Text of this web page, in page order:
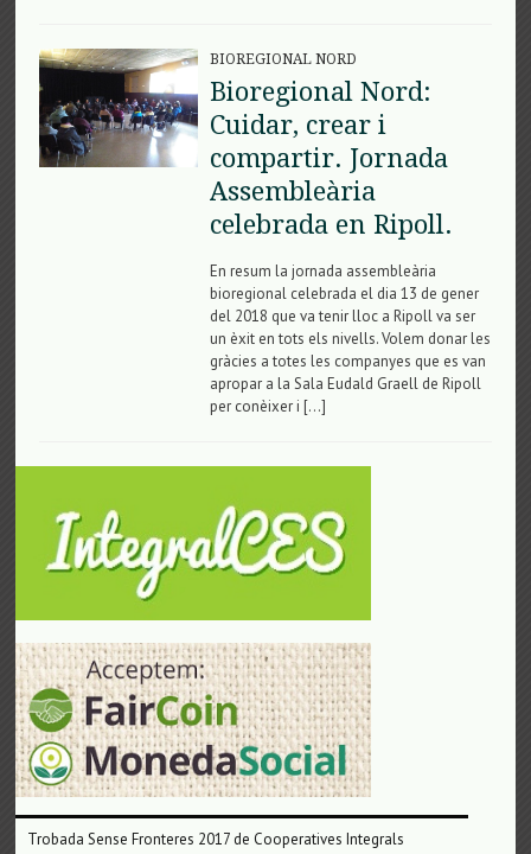
BIOREGIONAL NORD
Bioregional Nord:
Cuidar, crear i
compartir. Jornada
Assembleària
celebrada en Ripoll.
En resum la jornada assembleària
bioregional celebrada el dia 13 de gener
del 2018 que va tenir lloc a Ripoll va ser
un èxit en tots els nivells. Volem donar les
gràcies a totes les companyes que es van
apropar a la Sala Eudald Graell de Ripoll
per conèixer i […]
Trobada Sense Fronteres 2017 de Cooperatives Integrals